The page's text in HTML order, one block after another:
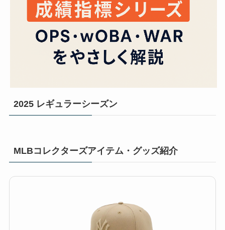
2025 レギュラーシーズン
MLBコレクターズアイテム・グッズ紹介